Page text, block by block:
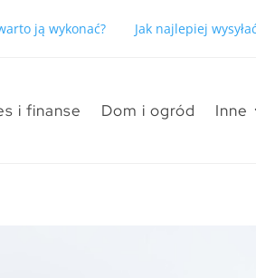
ją wykonać? Jak najlepiej
i finanse Dom i ogród Inne